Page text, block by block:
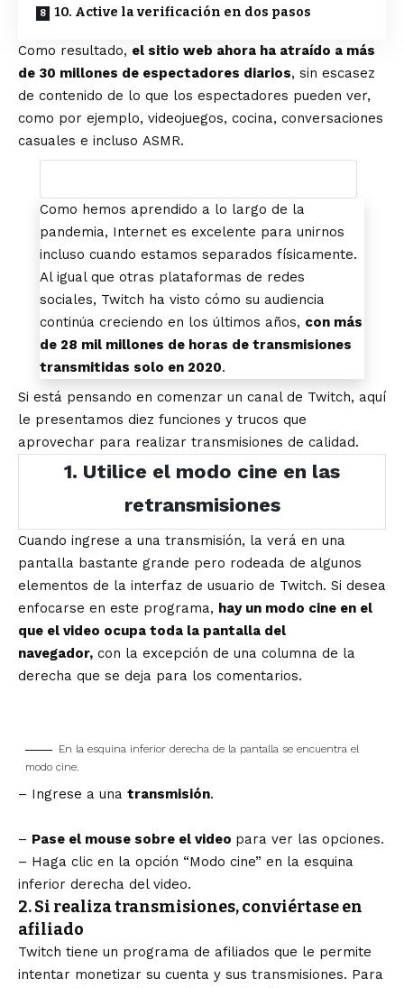
10. Active la verificación en dos pasos
Como resultado, el sitio web ahora ha atraído a más
de 30 millones de espectadores diarios, sin escasez
de contenido de lo que los espectadores pueden ver,
como por ejemplo, videojuegos, cocina, conversaciones
casuales e incluso ASMR.
Como hemos aprendido a lo largo de la
pandemia, Internet es excelente para unirnos
incluso cuando estamos separados físicamente.
Al igual que otras plataformas de redes
sociales, Twitch ha visto cómo su audiencia
continúa creciendo en los últimos años, con más
de 28 mil millones de horas de transmisiones
transmitidas solo en 2020.
Si está pensando en comenzar un canal de Twitch, aquí
le presentamos diez funciones y trucos que
aprovechar para realizar transmisiones de calidad.
1. Utilice el modo cine en las
retransmisiones
Cuando ingrese a una transmisión, la verá en una
pantalla bastante grande pero rodeada de algunos
elementos de la interfaz de usuario de Twitch. Si desea
enfocarse en este programa, hay un modo cine en el
que el video ocupa toda la pantalla del
navegador, con la excepción de una columna de la
derecha que se deja para los comentarios.
En la esquina inferior derecha de la pantalla se encuentra el
modo cine.
– Ingrese a una transmisión.
– Pase el mouse sobre el video para ver las opciones.
– Haga clic en la opción “Modo cine” en la esquina
inferior derecha del video.
2. Si realiza transmisiones, conviértase en
afiliado
Twitch tiene un programa de afiliados que le permite
intentar monetizar su cuenta y sus transmisiones. Para